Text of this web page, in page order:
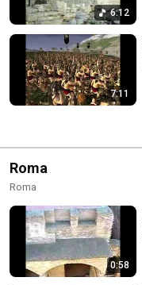
6:12
7:11
Roma
Roma
0:58